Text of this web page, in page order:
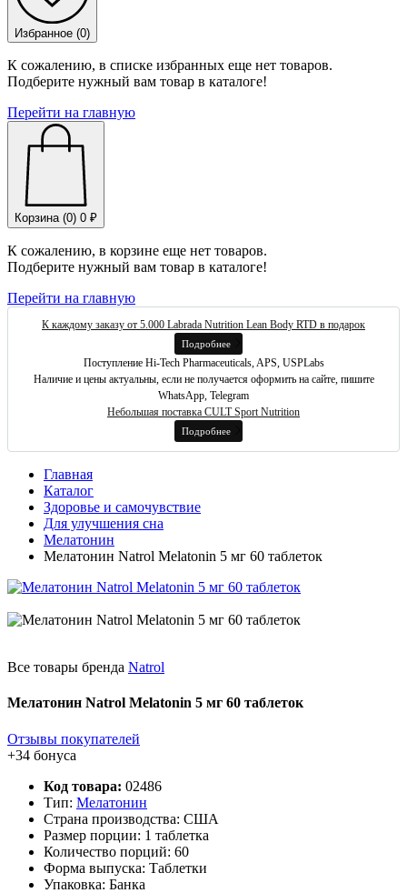
Избранное (0)
К сожалению, в списке избранных еще нет товаров.
Подберите нужный вам товар в каталоге!
Перейти на главную
Корзина (0) 0 ₽
К сожалению, в корзине еще нет товаров.
Подберите нужный вам товар в каталоге!
Перейти на главную
К каждому заказу от 5.000 Labrada Nutrition Lean Body RTD в подарок
Подробнее
Поступление Hi-Tech Pharmaceuticals, APS, USPLabs
Наличие и цены актуальны, если не получается оформить на сайте, пишите
WhatsApp, Telegram
Небольшая поставка CULT Sport Nutrition
Подробнее
Главная
Каталог
Здоровье и самочувствие
Для улучшения сна
Мелатонин
Мелатонин Natrol Melatonin 5 мг 60 таблеток
Все товары бренда Natrol
Мелатонин Natrol Melatonin 5 мг 60 таблеток
Отзывы покупателей
+34 бонуса
Код товара: 02486
Тип: Мелатонин
Страна производства: США
Размер порции: 1 таблетка
Количество порций: 60
Форма выпуска: Таблетки
Упаковка: Банка